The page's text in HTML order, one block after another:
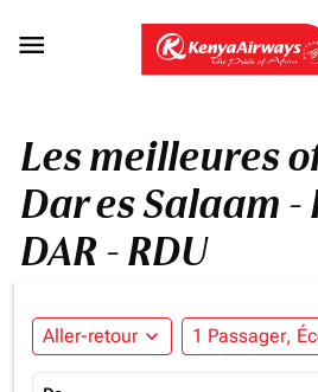

Les meilleures
Dar es Salaam -
DAR - RDU
Aller-retour expand_more 1 Passager,